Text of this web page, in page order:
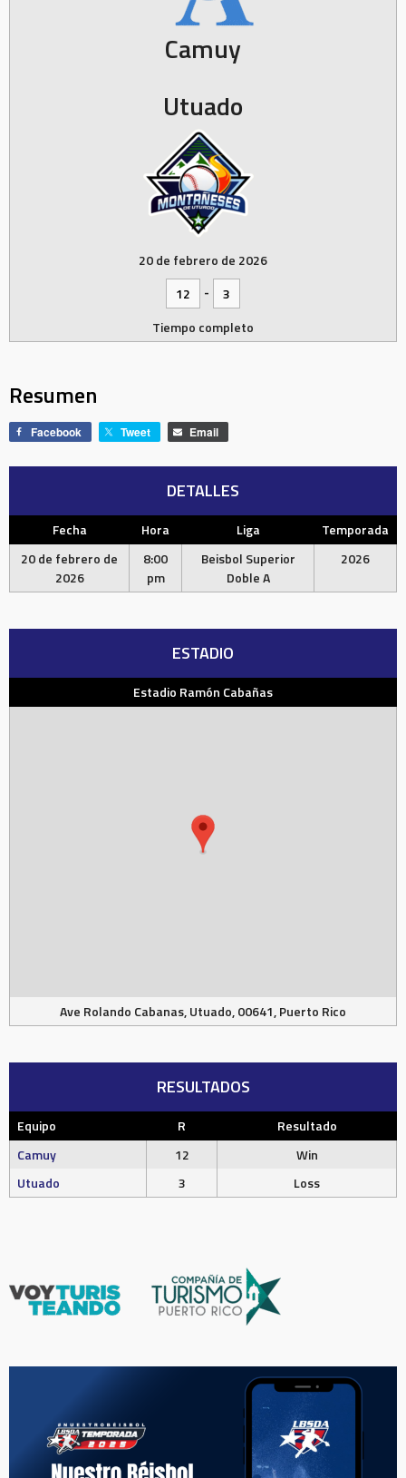
Camuy
Utuado
20 de febrero de 2026
12
-
3
Tiempo completo
Resumen
Facebook Tweet Email
DETALLES
Fecha Hora Liga
Temporada
20 de febrero de
2026
8:00
pm
Beisbol Superior
Doble A
2026
ESTADIO
Estadio Ramón Cabañas
Ave Rolando Cabanas, Utuado, 00641, Puerto Rico
RESULTADOS
Equipo R
Resultado
Camuy
12
Win
Utuado
3 Loss